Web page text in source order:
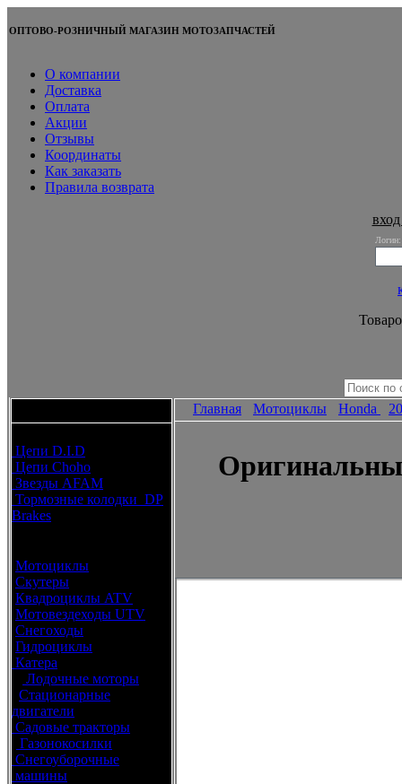
ОПТОВО-РОЗНИЧНЫЙ МАГАЗИН МОТОЗАПЧАСТЕЙ
О компании
Доставка
Оплата
Акции
Отзывы
Координаты
Как заказать
Правила возврата
Логин:
Цепи D.I.D
Цепи Choho
Звезды AFAM
Тормозные колодки DP
Brakes
Мотоциклы
Скутеры
Квадроциклы ATV
Мотовездеходы UTV
Снегоходы
Гидроциклы
Катера
Лодочные моторы
Стационарные
двигатели
Садовые тракторы
Газонокосилки
Снегоуборочные
машины
Главная Мотоциклы Honda